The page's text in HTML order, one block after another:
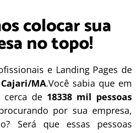
colocar sua
no topo!
e Landing Pages de
Cajari/MA.Você sabia que em
cerca de 18338 mil pessoas
por sua empresa,
Será que essas pessoas